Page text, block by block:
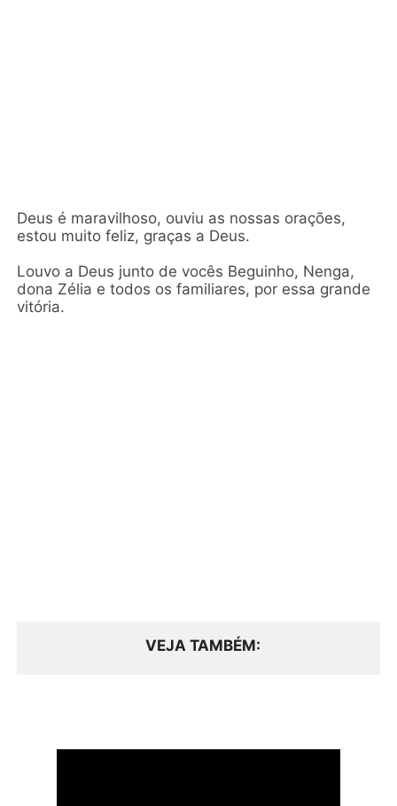
Deus é maravilhoso, ouviu as nossas orações,
estou muito feliz, graças a Deus.
Louvo a Deus junto de vocês Beguinho, Nenga,
dona Zélia e todos os familiares, por essa grande
vitória.
VEJA TAMBÉM